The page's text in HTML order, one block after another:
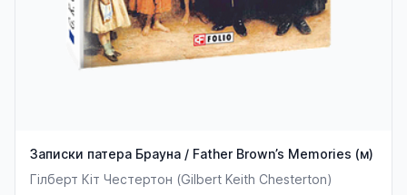
Записки патера Брауна / Father Brown’s Memories (м)
Гілберт Кіт Честертон (Gilbert Keith Chesterton)